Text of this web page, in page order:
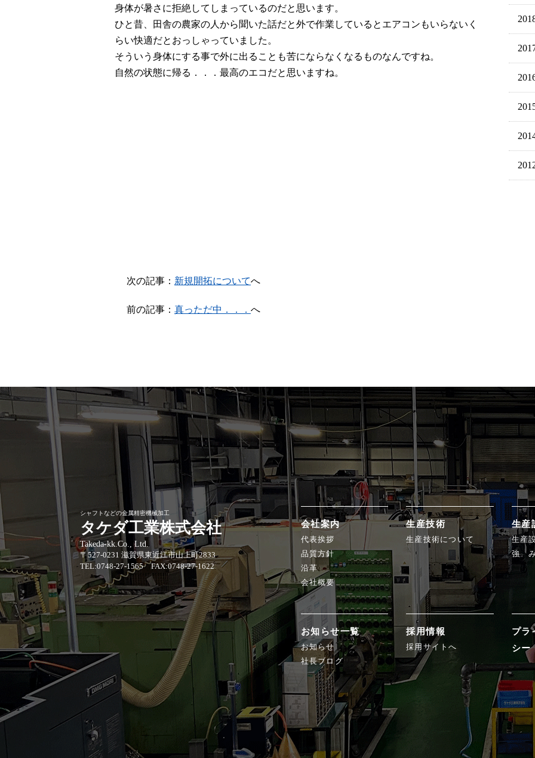
身体が暑さに拒絶してしまっているのだと思います。
ひと昔、田舎の農家の人から聞いた話だと外で作業しているとエアコンもいらないく
らい快適だとおっしゃっていました。
そういう身体にする事で外に出ることも苦にならなくなるものなんですね。
自然の状態に帰る．．．最高のエコだと思いますね。
次の記事： 新規開拓についてへ
前の記事： 真っただ中．．． へ
シャフトなどの金属精密機械加工
タケダ工業株式会社
Takeda-kk.Co., Ltd.
〒527-0231 滋賀県東近江市山上町2833
TEL:0748-27-1565 FAX:0748-27-1622
会社案内
代表挨拶
品質方針
沿革
会社概要
お知らせ一覧
お知らせ
社長ブログ
生産技術
生産技術について
採用情報
採用サイトへ
生産
生産
強
プラ
シー